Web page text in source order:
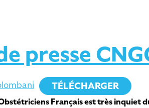
presse
TÉLÉCHARGER
Français est très